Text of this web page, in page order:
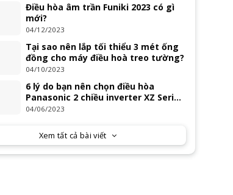
Điều hòa âm trần Funiki 2023 có gì
mới?
04/12/2023
Tại sao nên lắp tối thiểu 3 mét ống
đồng cho máy điều hoà treo tường?
04/10/2023
6 lý do bạn nên chọn điều hòa
Panasonic 2 chiều inverter XZ Series
2023
04/06/2023
Xem tất cả bài viết